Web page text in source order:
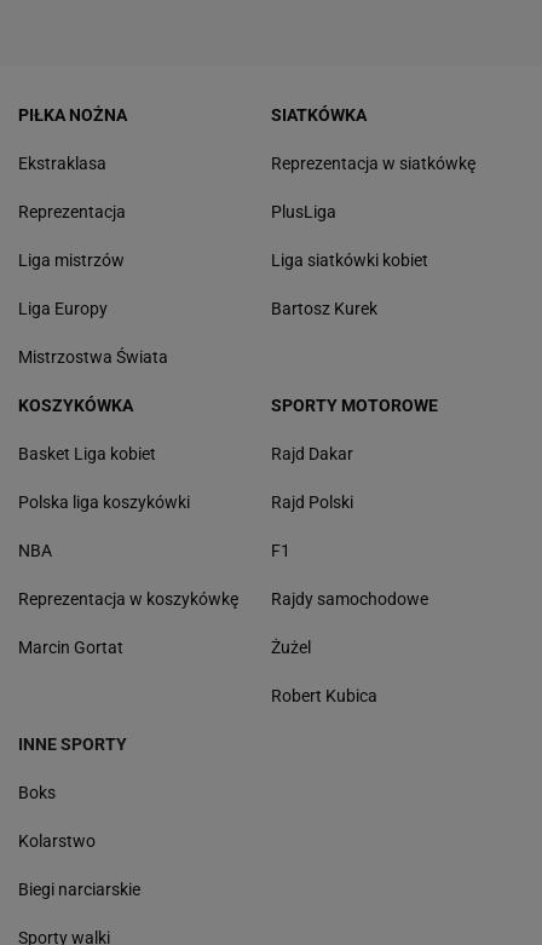
PIŁKA NOŻNA
Ekstraklasa
Reprezentacja
Liga mistrzów
Liga Europy
Mistrzostwa Świata
SIATKÓWKA
Reprezentacja w siatkówkę
PlusLiga
Liga siatkówki kobiet
Bartosz Kurek
KOSZYKÓWKA
Basket Liga kobiet
Polska liga koszykówki
NBA
Reprezentacja w koszykówkę
Marcin Gortat
SPORTY MOTOROWE
Rajd Dakar
Rajd Polski
F1
Rajdy samochodowe
Żużel
Robert Kubica
INNE SPORTY
Boks
Kolarstwo
Biegi narciarskie
Sporty walki